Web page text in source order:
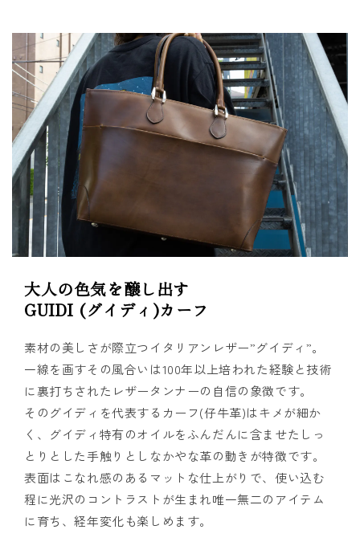
大人の色気を醸し出す
GUIDI (グイディ)カーフ
素材の美しさが際立つイタリアンレザー”グイディ”。
一線を画すその風合いは100年以上培われた経験と技術
に裏打ちされたレザータンナーの自信の象徴です。
そのグイディを代表するカーフ(仔牛革)はキメが細か
く、グイディ特有のオイルをふんだんに含ませたしっ
とりとした手触りとしなかやな革の動きが特徴です。
表面はこなれ感のあるマットな仕上がりで、使い込む
程に光沢のコントラストが生まれ唯一無二のアイテム
に育ち、経年変化も楽しめます。